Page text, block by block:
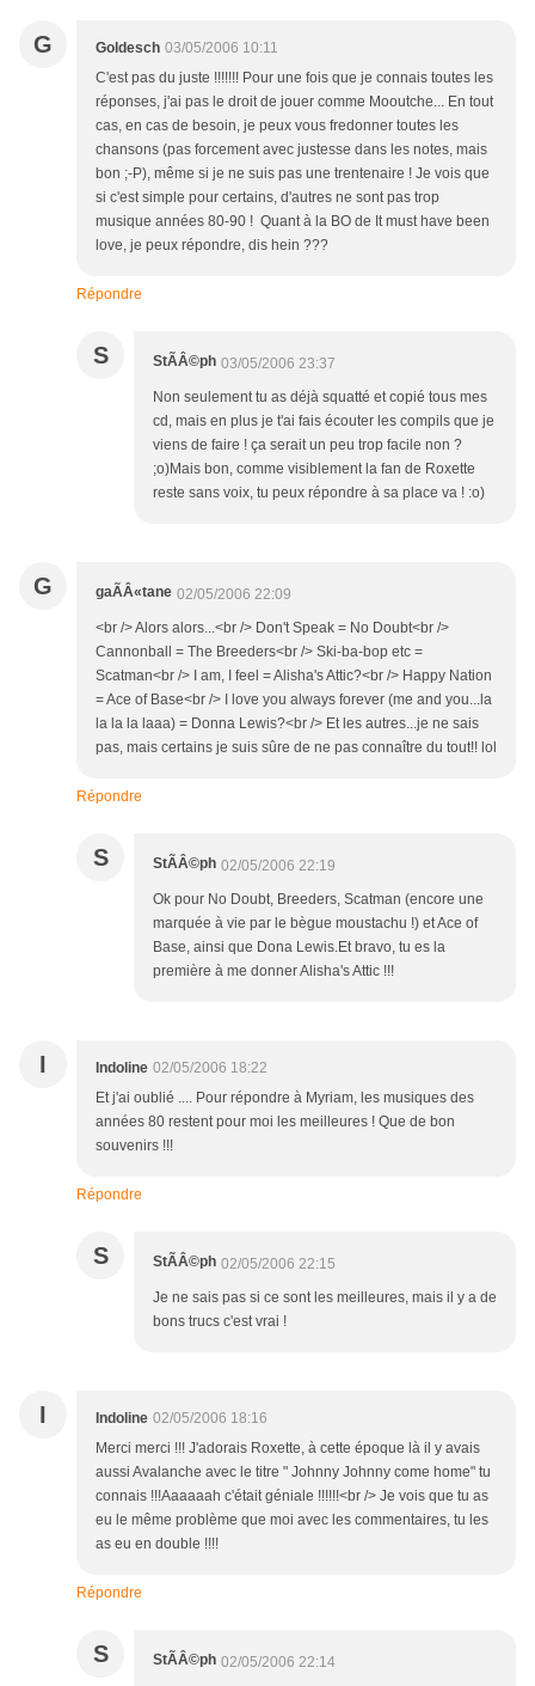
G Goldesch 03/05/2006 10:11
C'est pas du juste !!!!!!! Pour une fois que je connais toutes les
réponses, j'ai pas le droit de jouer comme Mooutche... En tout
cas, en cas de besoin, je peux vous fredonner toutes les
chansons (pas forcement avec justesse dans les notes, mais
bon ;-P), même si je ne suis pas une trentenaire ! Je vois que
si c'est simple pour certains, d'autres ne sont pas trop
musique années 80-90 ! Quant à la BO de It must have been
love, je peux répondre, dis hein ???
Répondre
S StÃÂ©ph 03/05/2006 23:37
Non seulement tu as déjà squatté et copié tous mes
cd, mais en plus je t'ai fais écouter les compils que je
viens de faire ! ça serait un peu trop facile non ?
;o)Mais bon, comme visiblement la fan de Roxette
reste sans voix, tu peux répondre à sa place va ! :o)
G gaÃÂ«tane 02/05/2006 22:09
<br /> Alors alors...<br /> Don't Speak = No Doubt<br />
Cannonball = The Breeders<br /> Ski-ba-bop etc =
Scatman<br /> I am, I feel = Alisha's Attic?<br /> Happy Nation
= Ace of Base<br /> I love you always forever (me and you...la
la la la laaa) = Donna Lewis?<br /> Et les autres...je ne sais
pas, mais certains je suis sûre de ne pas connaître du tout!! lol
Répondre
S StÃÂ©ph 02/05/2006 22:19
Ok pour No Doubt, Breeders, Scatman (encore une
marquée à vie par le bègue moustachu !) et Ace of
Base, ainsi que Dona Lewis.Et bravo, tu es la
première à me donner Alisha's Attic !!!
I Indoline 02/05/2006 18:22
Et j'ai oublié .... Pour répondre à Myriam, les musiques des
années 80 restent pour moi les meilleures ! Que de bon
souvenirs !!!
Répondre
S StÃÂ©ph 02/05/2006 22:15
Je ne sais pas si ce sont les meilleures, mais il y a de
bons trucs c'est vrai !
I Indoline 02/05/2006 18:16
Merci merci !!! J'adorais Roxette, à cette époque là il y avais
aussi Avalanche avec le titre " Johnny Johnny come home" tu
connais !!!Aaaaaah c'était géniale !!!!!!<br /> Je vois que tu as
eu le même problème que moi avec les commentaires, tu les
as eu en double !!!!
Répondre
S StÃÂ©ph 02/05/2006 22:14